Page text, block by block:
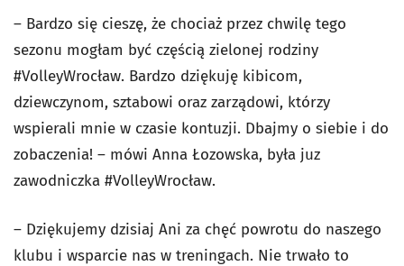
– Bardzo się cieszę, że chociaż przez chwilę tego
sezonu mogłam być częścią zielonej rodziny
#VolleyWrocław. Bardzo dziękuję kibicom,
dziewczynom, sztabowi oraz zarządowi, którzy
wspierali mnie w czasie kontuzji. Dbajmy o siebie i do
zobaczenia! – mówi Anna Łozowska, była juz
zawodniczka #VolleyWrocław.
– Dziękujemy dzisiaj Ani za chęć powrotu do naszego
klubu i wsparcie nas w treningach. Nie trwało to